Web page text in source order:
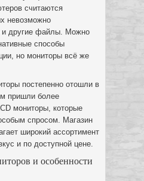
считаются
невозможно
и другие файлы. Можно
способы
но мониторы всё же
постепенно отошли в
пришли более
мониторы, которые
спросом. Магазин
широкий ассортимент
и по доступной цене.
и особенности